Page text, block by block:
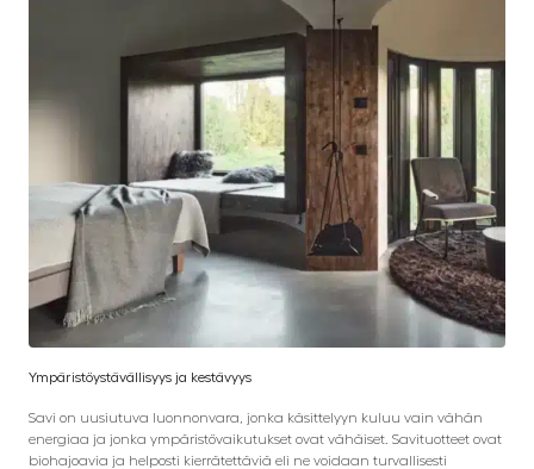
Ympäristöystävällisyys ja kestävyys
Savi on uusiutuva luonnonvara, jonka käsittelyyn kuluu vain vähän
energiaa ja jonka ympäristövaikutukset ovat vähäiset. Savituotteet ovat
biohajoavia ja helposti kierrätettäviä eli ne voidaan turvallisesti